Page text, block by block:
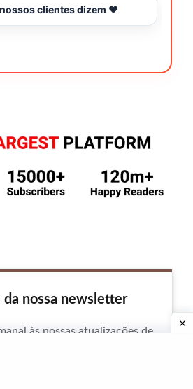
clientes dizem ❤️
da nossa newsletter
às nossas atualizações de